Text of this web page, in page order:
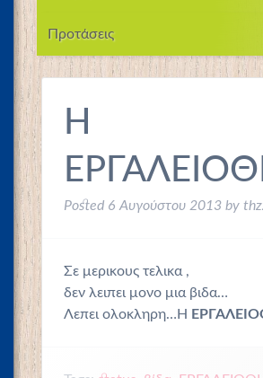
Προτάσεις
Η
Posted 6 Αυγούστου 2013 by
Σε μερικους τελικα ,
δεν λειπει μονο μια βιδα…
Λεπει ολοκληρη…Η